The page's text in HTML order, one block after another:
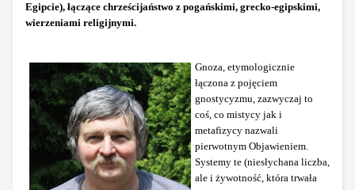
Egipcie), łączące chrześcijaństwo z pogańskimi, grecko-egipskimi,
wierzeniami religijnymi.
Gnoza, etymologicznie
łączona z pojęciem
gnostycyzmu, zazwyczaj to
coś, co mistycy jak i
metafizycy nazwali
pierwotnym Objawieniem.
Systemy te (niesłychana liczba,
ale i żywotność, która trwała